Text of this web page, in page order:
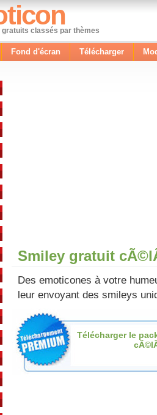
gratuits classés par thèmes
Fond d'écran Télécharger
Smiley gratuit
Des emoticones à votre
leur envoyant des smileys
Télécharger le